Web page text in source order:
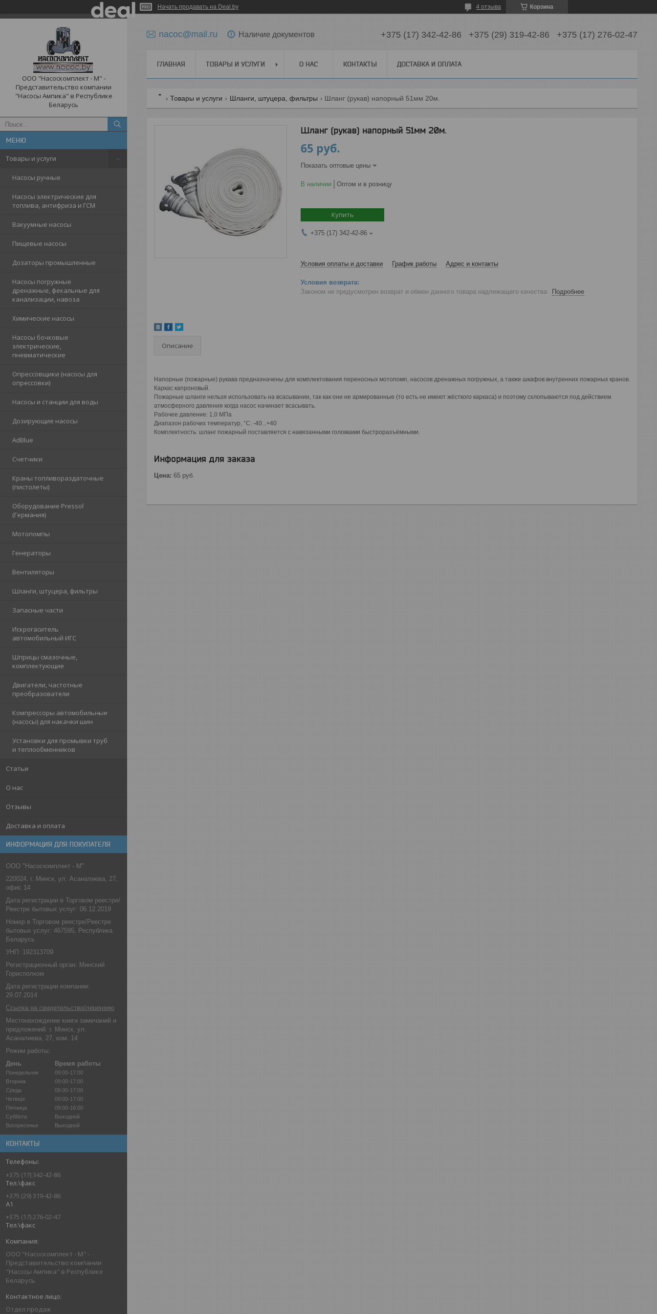
Начать продавать на Deal.by Корзина
4 отзыва
ООО "Насоскомплект - М" -
Представительство компании
"Насосы Ампика" в Республике
Беларусь
Товары и услуги
Насосы ручные
Насосы электрические для
топлива, антифриза и ГСМ
Вакуумные насосы
Пищевые насосы
Дозаторы промышленные
Насосы погружные
дренажные, фекальные для
канализации, навоза
Химические насосы
Насосы бочковые
электрические,
пневматические
Опрессовщики (насосы для
опрессовки)
Насосы и станции для воды
Дозирующие насосы
AdBlue
Счетчики
Краны топливораздаточные
(пистолеты)
Оборудование Pressol
(Германия)
Мотопомпы
Генераторы
Вентиляторы
Шланги, штуцера, фильтры
Запасные части
Искрогаситель
автомобильный ИГС
Шприцы смазочные,
комплектующие
Двигатели, частотные
преобразователи
Компрессоры автомобильные
(насосы) для накачки шин
Установки для промывки труб
и теплообменников
Статьи
О нас
Отзывы
Доставка и оплата
ИНФОРМАЦИЯ ДЛЯ ПОКУПАТЕЛЯ
ООО "Насоскомплект - М"
220024, г. Минск, ул. Асаналиева, 27,
офис 14
Дата регистрации в Торговом реестре/
Реестре бытовых услуг: 06.12.2019
Номер в Торговом реестре/Реестре
бытовых услуг: 467595, Республика
Беларусь
УНП: 192313709
Регистрационный орган: Минский
Горисполком
Дата регистрации компании:
29.07.2014
Ссылка на свидетельство/лицензию
Местонахождение книги замечаний и
предложений: г. Минск, ул.
Асаналиева, 27, ком. 14
Режим работы:
День
Время работы
Понедельник
09:00-17:00
Вторник
09:00-17:00
Среда
09:00-17:00
Четверг
09:00-17:00
Пятница
09:00-16:00
Суббота
Выходной
Воскресенье
Выходной
КОНТАКТЫ
+375 (17) 342-42-86
Тел.\факс
+375 (29) 319-42-86
A1
+375 (17) 276-02-47
Тел.\факс
ООО "Насоскомплект - М" -
Представительство компании
"Насосы Ампика" в Республике
Беларусь
Отдел продаж
nacoc@mail.ru Наличие документов +375 (17) 342-42-86 +375 (29) 319-42-86 +375 (17) 276-02-47
ГЛАВНАЯ ТОВАРЫ И УСЛУГИ О НАС КОНТАКТЫ ДОСТАВКА И ОПЛАТА
Товары и услуги Шланги, штуцера, фильтры Шланг (рукав) напорный 51мм 20м.
Шланг (рукав) напорный 51мм 20м.
65 руб.
Показать оптовые цены
В наличии Оптом и в розницу
Купить
+375 (17) 342-42-86
Условия оплаты и доставки График работы Адрес и контакты
Законом не предусмотрен возврат и обмен данного товара надлежащего качества Подробнее
Описание
Напорные (пожарные) рукава предназначены для комплектования переносных мотопомп, насосов дренажных погружных, а также шкафов внутренних пожарных кранов.
Каркас капроновый.
Пожарные шланги нельзя использовать на всасывании, так как они не армированные (то есть не имеют жёсткого каркаса) и поэтому схлопываются под действием
атмосферного давления когда насос начинает всасывать.
Рабочее давление: 1,0 МПа
Диапазон рабочих температур, °С: -40...+40
Комплектность: шланг пожарный поставляется с навязанными головками быстроразъёмными.
Информация для заказа
Цена: 65 руб.